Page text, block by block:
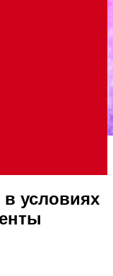
в условиях